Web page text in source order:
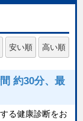
安い順 高い順
約30分、最
る健康診断をお